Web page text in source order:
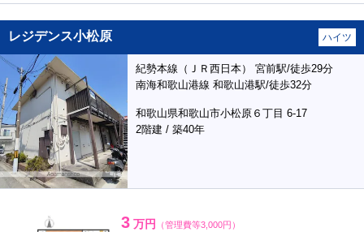
レジデンス小松原 ハイツ
紀勢本線（ＪＲ西日本） 宮前駅/徒歩29分
南海和歌山港線 和歌山港駅/徒歩32分
和歌山県和歌山市小松原６丁目 6-17
2階建 / 築40年
3 万円 （管理費等3,000円）